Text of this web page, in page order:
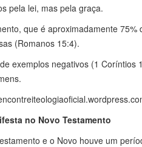
pela lei, mas pela graça.
que é aproximadamente
(Romanos 15:4).
exemplos negativos (1
no Novo Testamento
e o Novo houve um